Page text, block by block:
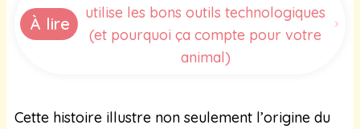
À lire
utilise les bons outils technologiques
(et pourquoi ça compte pour votre
animal)
Cette histoire illustre non seulement l’origine du